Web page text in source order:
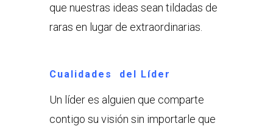
que nuestras ideas sean tildadas de
raras en lugar de extraordinarias.
Cualidades del Líder
Un líder es alguien que comparte
contigo su visión sin importarle que